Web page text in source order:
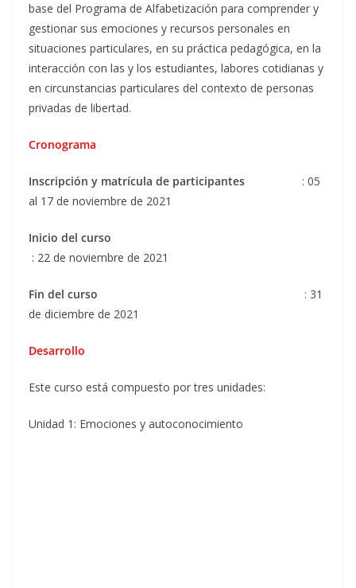
base del Programa de Alfabetización para comprender y
gestionar sus emociones y recursos personales en
situaciones particulares, en su práctica pedagógica, en la
interacción con las y los estudiantes, labores cotidianas y
en circunstancias particulares del contexto de personas
privadas de libertad.
Cronograma
Inscripción y matrícula de participantes : 05
al 17 de noviembre de 2021
Inicio del curso
: 22 de noviembre de 2021
Fin del curso : 31
de diciembre de 2021
Desarrollo
Este curso está compuesto por tres unidades:
Unidad 1: Emociones y autoconocimiento